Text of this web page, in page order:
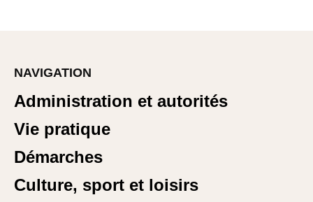
NAVIGATION
Administration et autorités
Vie pratique
Démarches
Culture, sport et loisirs